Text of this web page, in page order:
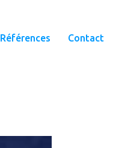
Références Contact